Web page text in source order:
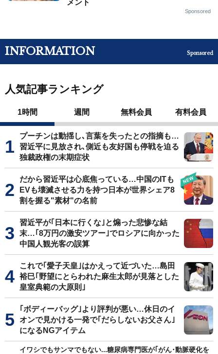
メント
Sponsored
INFORMATION Sponsored
人気記事ランキング
1時間 週間 無料会員 有料会員
プーチンは動揺し､言葉を失ったとの指摘も…
習近平に見放され､側近も友好国も停戦を迫る
独裁政権の末期症状
だから習近平は心底焦っている…中国のITも
EVも壊滅させる力を持つ日本が世界シェア8
割を握る"素材"の名前
習近平が｢日本に行くな｣と煽った悲惨な結
末…｢8万円の激安ツアー｣でロシアに向かった
中国人観光客の誤算
これで｢愛子天皇｣はかえって近づいた…島田
裕巳｢野望にとらわれた麻生太郎が見落とした
皇室典範の大原則｣
｢ボディーバッグ｣より評判が悪い…休日のイ
オンで見かける一発で｢だらしないお父さん｣
になるNGアイテム
イワシでもサンマでもない...糖尿病専門医が｢がん･動脈硬化を